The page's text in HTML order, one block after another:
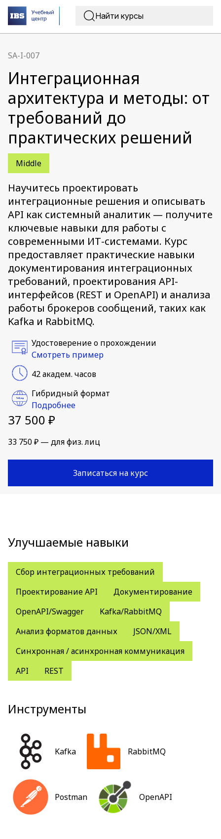
SA-I-007
Интеграционная
архитектура и методы: от
требований до
практических решений
Middle
Научитесь проектировать
интеграционные решения и описывать
API как системный аналитик — получите
ключевые навыки для работы с
современными ИТ-системами. Курс
предоставляет практические навыки
документирования интеграционных
требований, проектирования API-
интерфейсов (REST и OpenAPI) и анализа
работы брокеров сообщений, таких как
Kafka и RabbitMQ.
Удостоверение о прохождении
Смотреть пример
42 академ. часов
Гибридный формат
Подробнее
37 500 ₽
33 750 ₽ — для физ. лиц
Записаться на курс
Улучшаемые навыки
Сбор интеграционных требований
Проектирование API
Документирование
OpenAPI/Swagger
Kafka/RabbitMQ
Анализ форматов данных
JSON/XML
Синхронная / асинхронная коммуникация
API
REST
Инструменты
Kafka RabbitMQ
Postman OpenAPI